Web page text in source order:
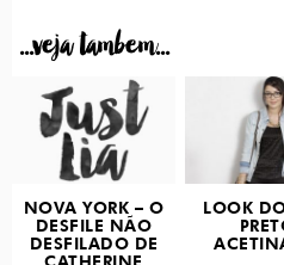
...veja tambem...
NOVA YORK – O
DESFILE NÃO
DESFILADO DE
LOOK